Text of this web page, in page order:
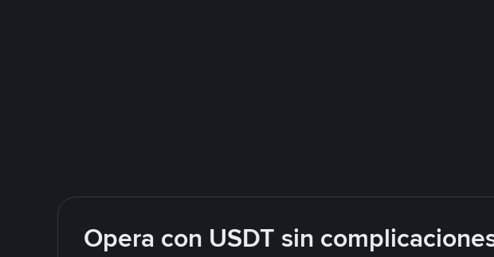
Opera con USDT sin